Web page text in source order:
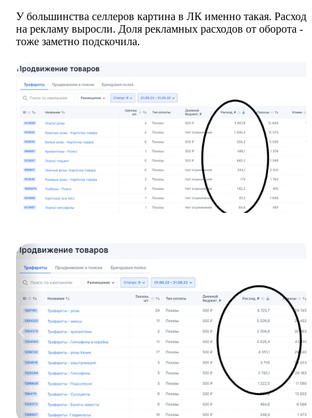
У большинства селлеров картина в ЛК именно такая.
на рекламу выросли. Доля рекламных расходов от оборота -
тоже заметно подскочила.